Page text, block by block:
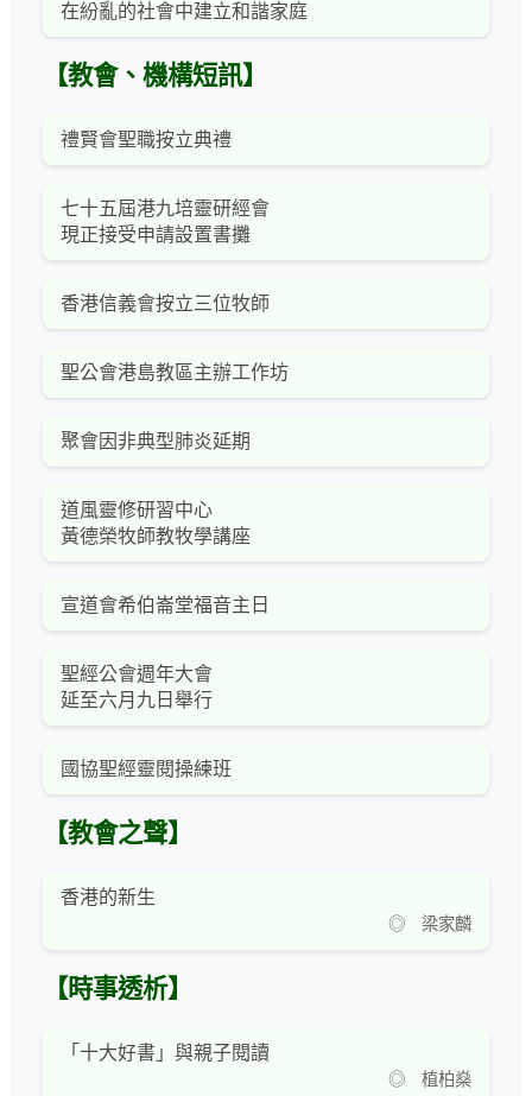
在紛亂的社會中建立和諧家庭
【教會、機構短訊】
禮賢會聖職按立典禮
七十五屆港九培靈研經會
現正接受申請設置書攤
香港信義會按立三位牧師
聖公會港島教區主辦工作坊
聚會因非典型肺炎延期
道風靈修研習中心
黃德榮牧師教牧學講座
宣道會希伯崙堂福音主日
聖經公會週年大會
延至六月九日舉行
國協聖經靈閱操練班
【教會之聲】
香港的新生
◎ 梁家麟
【時事透析】
「十大好書」與親子閱讀
◎ 植柏燊